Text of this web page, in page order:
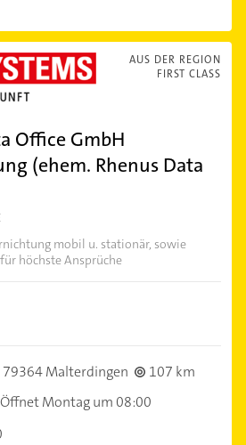
AUS DER REGION
FIRST CLASS
Office GmbH
(ehem. Rhenus Data
mobil u. stationär, sowie
höchste Ansprüche
79364 Malterdingen
107 km
Öffnet Montag um 08:00